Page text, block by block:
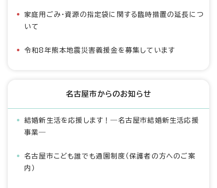
家庭用ごみ・資源の指定袋に関する臨時措置の延長につ
いて
令和8年熊本地震災害義援金を募集しています
名古屋市からのお知らせ
結婚新生活を応援します！―名古屋市結婚新生活応援
事業―
名古屋市こども誰でも通園制度（保護者の方へのご案
内）